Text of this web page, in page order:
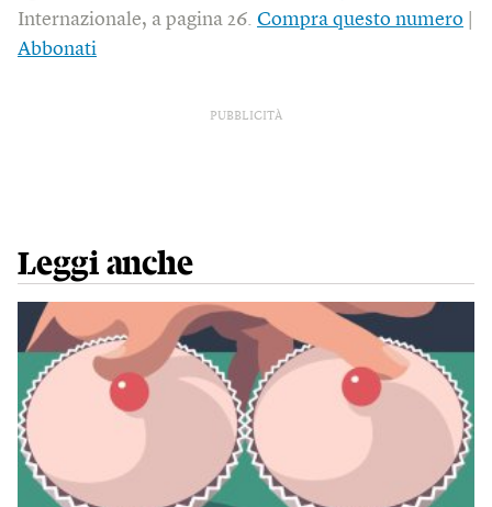
Internazionale, a pagina 26. Compra questo numero
Abbonati
PUBBLICITÀ
Leggi anche